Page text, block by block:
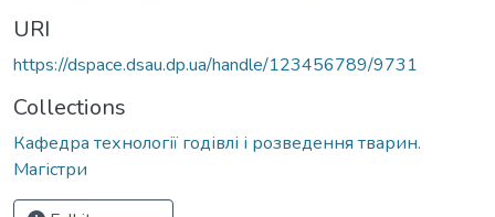
URI
https://dspace.dsau.dp.ua/handle/123456789/9731
Collections
Кафедра технології годівлі і розведення тварин.
Магістри